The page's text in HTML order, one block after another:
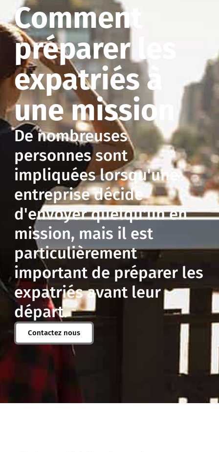
Comment
préparer les
expatriés à
une mission
De nombreuses
personnes sont
impliquées lorsqu'une
entreprise décide
d'envoyer quelqu'un en
mission, mais il est
particulièrement
important de préparer les
expatriés avant leur
départ.
Contactez nous